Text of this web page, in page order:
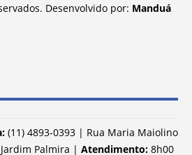
Desenvolvido por: Manduá
(11) 4893-0393 | Rua Maria Maiolino
Palmira | Atendimento: 8h00